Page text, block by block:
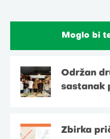
Moglo bi
Održan
sastanak
Zbirka